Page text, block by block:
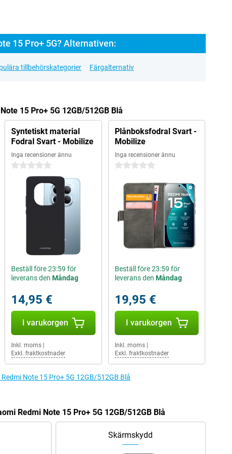
15 Pro+ 5G? Alternativen:
tillbehörskategorier Färgalternativ
15 Pro+ 5G 12GB/512GB Blå
Syntetiskt material
Fodral Svart - Mobilize
Inga recensioner ännu
0 stjärnor
Beställ före 23:59 för
leverans den Måndag
14,95 €
I varukorgen
Inkl. moms|
Exkl. fraktkostnader
Plånboksfodral Svart -
Mobilize
Inga recensioner ännu
0 stjärnor
Beställ före 23:59 för
leverans den Måndag
19,95 €
I varukorgen
Inkl. moms|
Exkl. fraktkostnader
Note 15 Pro+ 5G 12GB/512GB Blå
Redmi Note 15 Pro+ 5G 12GB/512GB Blå
Skärmskydd